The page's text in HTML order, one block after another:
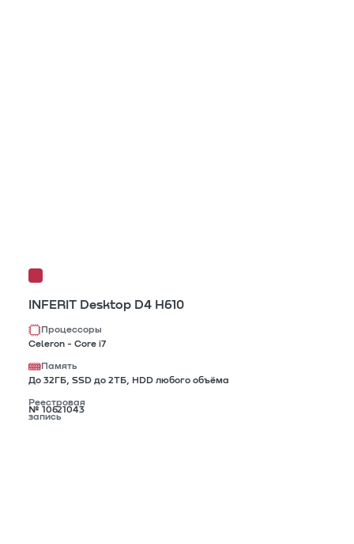
INFERIT Desktop D4 H610
Процессоры
Celeron - Core i7
Память
До 32ГБ, SSD до 2TБ, HDD любого объёма
Реестровая
запись
№ 10621043